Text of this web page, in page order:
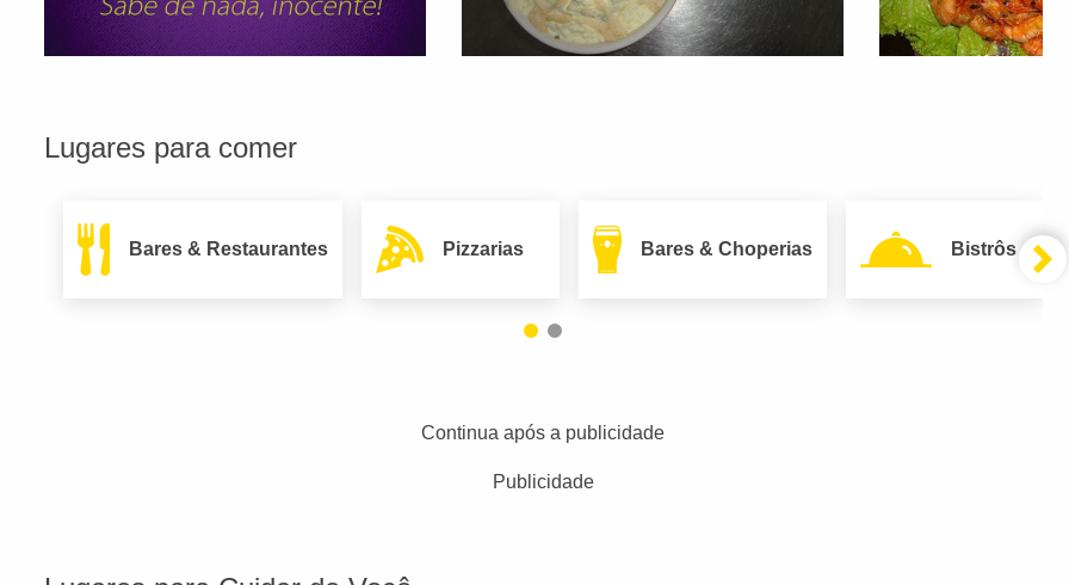
Lugares para comer
Bares & Restaurantes Pizzarias Bares & Choperias Bistrôs
Continua após a publicidade
Publicidade